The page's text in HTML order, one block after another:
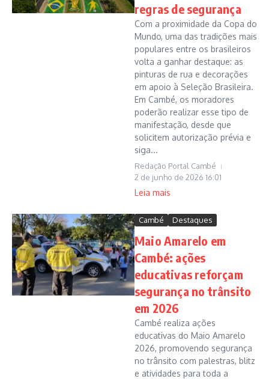
regras de segurança
Com a proximidade da Copa do
Mundo, uma das tradições mais
populares entre os brasileiros
volta a ganhar destaque: as
pinturas de rua e decorações
em apoio à Seleção Brasileira.
Em Cambé, os moradores
poderão realizar esse tipo de
manifestação, desde que
solicitem autorização prévia e
siga...
Redação Portal Cambé
2 de junho de 2026 16:01
Leia mais
Cambé Destaques
Maio Amarelo em
Cambé: ações
educativas reforçam
segurança no trânsito
em 2026
Cambé realiza ações
educativas do Maio Amarelo
2026, promovendo segurança
no trânsito com palestras, blitz
e atividades para toda a